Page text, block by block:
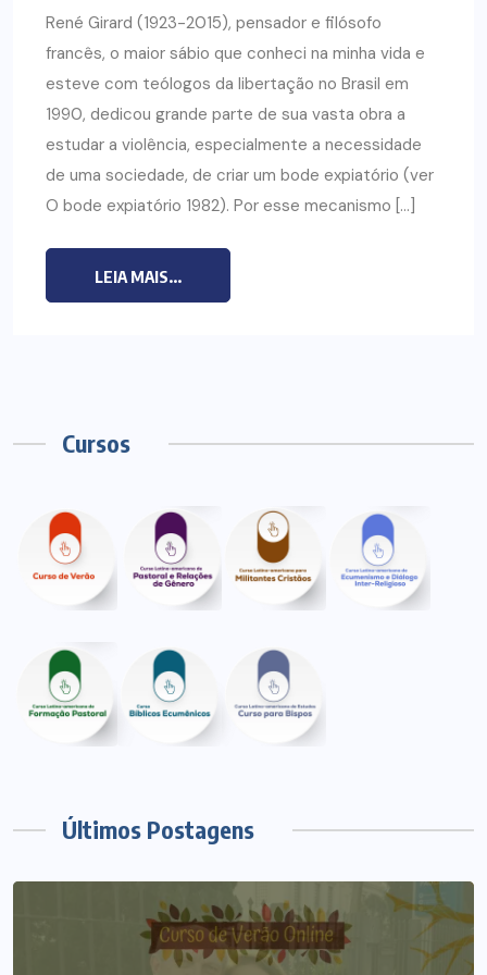
René Girard (1923-2015), pensador e filósofo
francês, o maior sábio que conheci na minha vida e
esteve com teólogos da libertação no Brasil em
1990, dedicou grande parte de sua vasta obra a
estudar a violência, especialmente a necessidade
de uma sociedade, de criar um bode expiatório (ver
O bode expiatório 1982). Por esse mecanismo […]
LEIA MAIS...
Cursos
Últimos Postagens